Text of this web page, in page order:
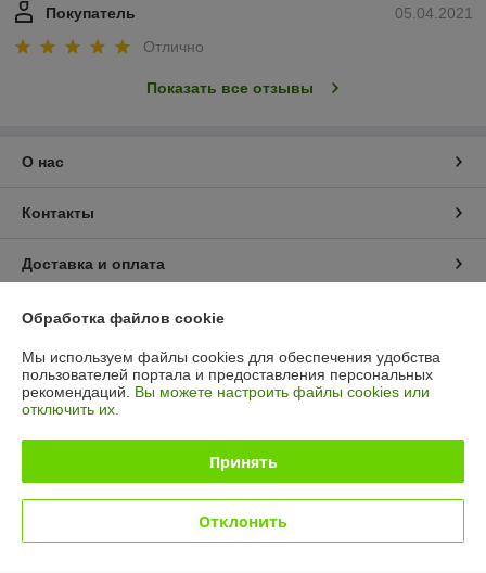
05.04.2021
Покупатель
Отлично
Показать все отзывы
О нас
Контакты
Доставка и оплата
График работы
Полная версия сайта
Политика обработки cookies
Сайт создан на платформе Deal.by
Обработка файлов cookie
Мы используем файлы cookies для обеспечения удобства
пользователей портала и предоставления персональных
рекомендаций. Вы можете настроить файлы cookies или
отключить их.
Принять
Отклонить